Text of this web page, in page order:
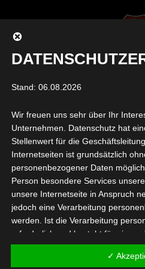
vonMike Glückstein|Juli
Stand: 06.08.2026
Wir freuen uns sehr über Ihr
Unternehmen. Datenschutz hat
Stellenwert für die
Internetseiten ist grundsätzlich
personenbezogener Daten
Person besondere Services
unsere Internetseite in Anspruch
jedoch eine Verarbeitung
werden. Ist die Verarbeitung
erforderlich und besteht für eine
gesetzliche Grundlage, holen wir
✓